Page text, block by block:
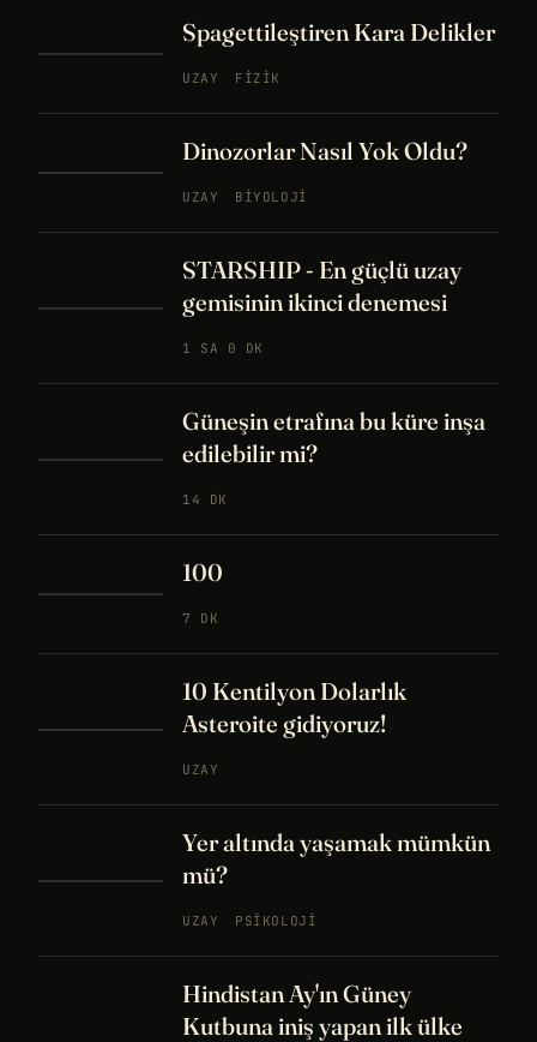
Spagettileştiren Kara Delikler
UZAY FIZIK
Dinozorlar Nasıl Yok Oldu?
UZAY BIYOLOJI
STARSHIP - En güçlü uzay
gemisinin ikinci denemesi
1 SA 0 DK
Güneşin etrafına bu küre inşa
edilebilir mi?
14 DK
100
7 DK
10 Kentilyon Dolarlık
Asteroite gidiyoruz!
UZAY
Yer altında yaşamak mümkün
mü?
UZAY PSIKOLOJI
Hindistan Ay'ın Güney
Kutbuna iniş yapan ilk ülke